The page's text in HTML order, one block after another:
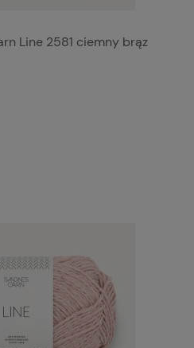
Line 2581 ciemny brąz